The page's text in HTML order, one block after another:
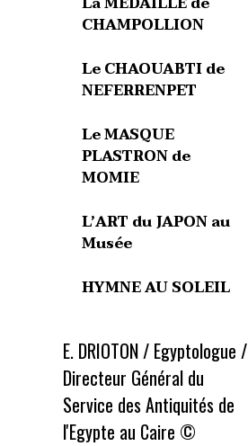
CHAMPOLLION
Le CHAOUABTI de
NEFERRENPET
Le MASQUE
PLASTRON de
MOMIE
L’ART du JAPON au
Musée
HYMNE AU SOLEIL
E. DRIOTON / Egyptologue /
Directeur Général du
Service des Antiquités de
l'Egypte au Caire ©